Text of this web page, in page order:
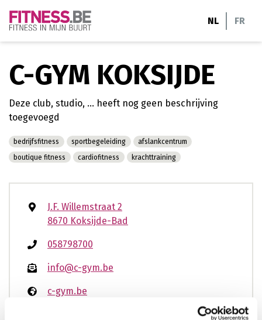
NL FR
C-GYM KOKSIJDE
Deze club, studio, ... heeft nog geen beschrijving
toegevoegd
bedrijfsfitness sportbegeleiding
afslankcentrum
boutique fitness
cardiofitness krachttraining
J.F. Willemstraat 2
8670 Koksijde-Bad
058798700
info@c-gym.be
c-gym.be